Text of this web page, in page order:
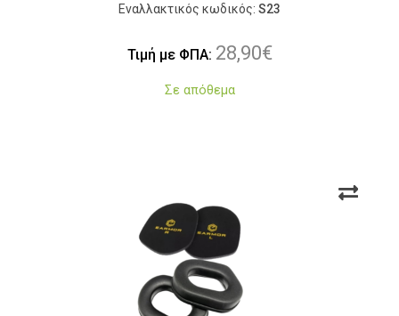
Εναλλακτικός κωδικός: S23
Τιμή με ΦΠΑ: 28,90€
Σε απόθεμα